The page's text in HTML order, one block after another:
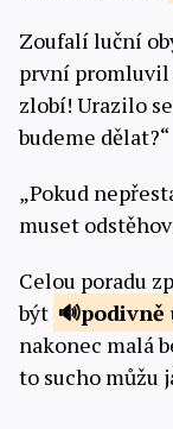
Zoufalí luční
první promluvil
zlobí! Urazilo
budeme dělat?“
„Pokud
muset
Celou poradu
být
podivně
nakonec malá
to sucho můžu